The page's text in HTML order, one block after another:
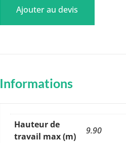
Ajouter au devis
Informations
Hauteur de
travail max (m)
9.90